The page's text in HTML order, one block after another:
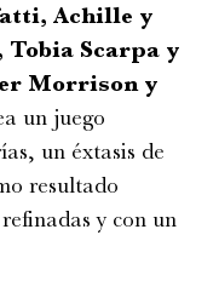
Achille y
Scarpa y
Morrison y
un juego
un éxtasis de
resultado
y con un